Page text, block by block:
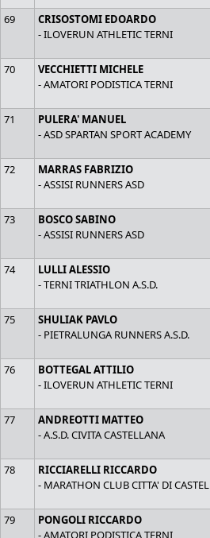
69
CRISOSTOMI EDOARDO
- ILOVERUN ATHLETIC TERNI
70
VECCHIETTI MICHELE
- AMATORI PODISTICA TERNI
71
PULERA' MANUEL
- ASD SPARTAN SPORT ACADEMY
72
MARRAS FABRIZIO
- ASSISI RUNNERS ASD
73
BOSCO SABINO
- ASSISI RUNNERS ASD
74
LULLI ALESSIO
- TERNI TRIATHLON A.S.D.
75
SHULIAK PAVLO
- PIETRALUNGA RUNNERS A.S.D.
76
BOTTEGAL ATTILIO
- ILOVERUN ATHLETIC TERNI
77
ANDREOTTI MATTEO
- A.S.D. CIVITA CASTELLANA
78
RICCIARELLI RICCARDO
- MARATHON CLUB CITTA' DI CASTEL
79
PONGOLI RICCARDO
- AMATORI PODISTICA TERNI